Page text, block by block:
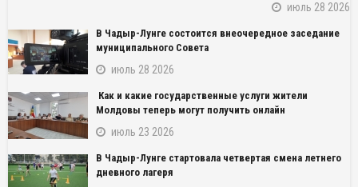
июль 28 2026
В Чадыр-Лунге состоится внеочередное заседание
муниципального Совета
июль 28 2026
Как и какие государственные услуги жители
Молдовы теперь могут получить онлайн
июль 23 2026
В Чадыр-Лунге стартовала четвертая смена летнего
дневного лагеря